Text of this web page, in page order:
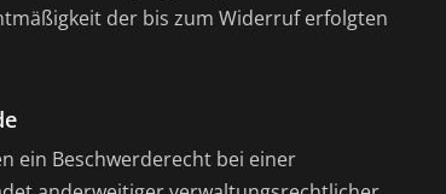
der bis zum Widerruf erfolgten
ein Beschwerderecht bei einer